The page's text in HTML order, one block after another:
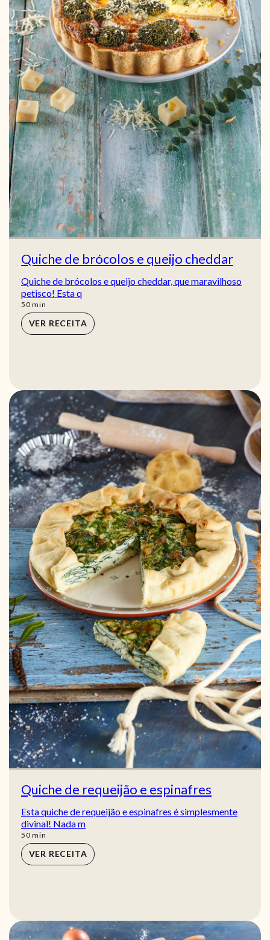
Quiche de brócolos e queijo cheddar
Quiche de brócolos e queijo cheddar, que maravilhoso
petisco! Esta q
50min
min
VER RECEITA
Quiche de requeijão e espinafres
Esta quiche de requeijão e espinafres é simplesmente
divinal! Nada m
50min
min
VER RECEITA